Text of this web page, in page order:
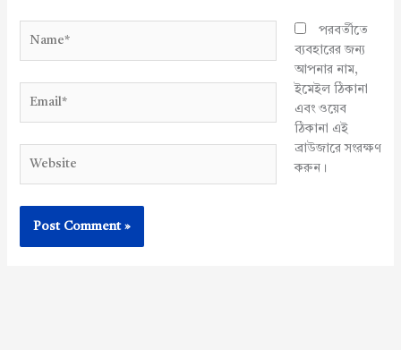
পরবর্তীতে
ব্যবহারের জন্য
আপনার নাম,
ইমেইল ঠিকানা
এবং ওয়েব
ঠিকানা এই
ব্রাউজারে সংরক্ষণ
করুন।